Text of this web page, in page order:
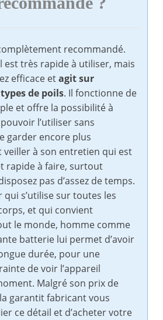
recommandé.
est très rapide à utiliser, mais
efficace etagit sur
de poils. Il fonctionne de
et offre la possibilité à
l’utiliser sans
garder encore plus
veiller à son entretien qui est
rapide à faire, surtout
pas d’assez de temps.
qui s’utilise sur toutes les
et qui convient
le monde, homme comme
batterie lui permet d’avoir
durée, pour une
de voir l’appareil
Malgré son prix de
garantit fabricant vous
ce détail et d’acheter votre